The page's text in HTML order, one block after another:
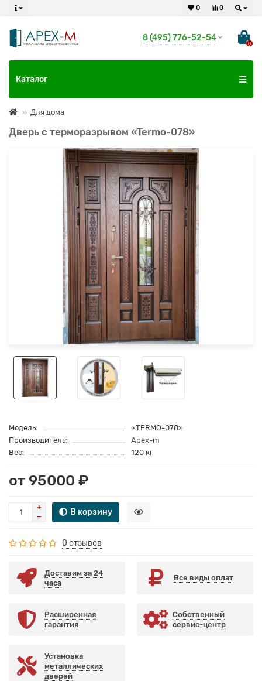
0
0
8 (495) 776-52-54
0
Каталог
Для дома
Дверь с терморазрывом «Termo-078»
Модель:
«TERMO-078»
Производитель:
Apex-m
Вес:
120 кг
от 95000 ₽
В корзину
0 отзывов
Доставим за 24
часа
Все виды оплат
Расширенная
гарантия
Собственный
сервис-центр
Установка
металлических
дверей